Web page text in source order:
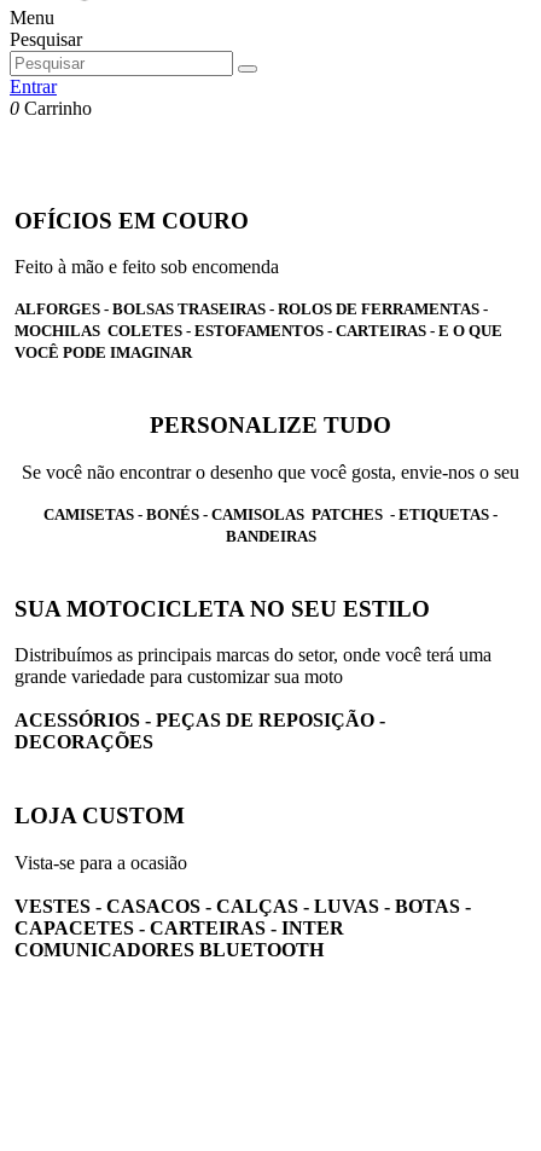
Menu
Pesquisar
Entrar
0 Carrinho
OFÍCIOS EM COURO
Feito à mão e feito sob encomenda
ALFORGES - BOLSAS TRASEIRAS - ROLOS DE FERRAMENTAS -
MOCHILAS COLETES - ESTOFAMENTOS - CARTEIRAS - E O QUE
VOCÊ PODE IMAGINAR
PERSONALIZE TUDO
Se você não encontrar o desenho que você gosta, envie-nos o seu
CAMISETAS - BONÉS - CAMISOLAS PATCHES - ETIQUETAS -
BANDEIRAS
SUA MOTOCICLETA NO SEU ESTILO
Distribuímos as principais marcas do setor, onde você terá uma
grande variedade para customizar sua moto
ACESSÓRIOS - PEÇAS DE REPOSIÇÃO -
DECORAÇÕES
LOJA CUSTOM
Vista-se para a ocasião
VESTES - CASACOS - CALÇAS - LUVAS - BOTAS -
CAPACETES - CARTEIRAS - INTER
COMUNICADORES BLUETOOTH